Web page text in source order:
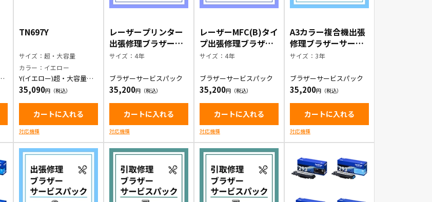
TN697Y
サイズ：超・大容量
カラー：イエロー
Y(イエロー)超・大容量ト
ナーカートリッジ
35,090
カートに入れる
対応機種
レーザープリンター
出張修理ブラザーサ
ービスパック4年
サイズ：4年
ブラザーサービスパック
35,200
カートに入れる
対応機種
レーザーMFC(B)タイ
プ出張修理ブラザー
サービスパック4年
サイズ：4年
ブラザーサービスパック
35,200
カートに入れる
対応機種
A3カラー複合機出張
修理ブラザーサービ
スパック3年
サイズ：3年
ブラザーサービスパック
35,200
カートに入れる
対応機種